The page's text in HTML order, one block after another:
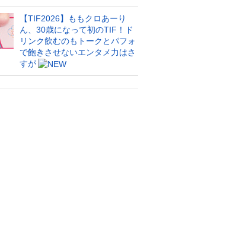
【TIF2026】ももクロあーり
ん、30歳になって初のTIF！ド
リンク飲むのもトークとパフォ
で飽きさせないエンタメ力はさ
すが